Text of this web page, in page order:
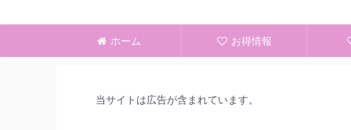
ホーム お得情報
当サイトは広告が含まれています。